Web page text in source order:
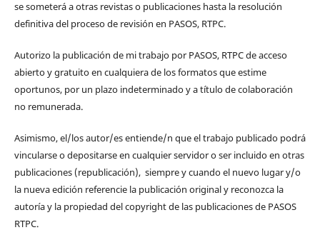
se someterá a otras revistas o publicaciones hasta la resolución
definitiva del proceso de revisión en PASOS, RTPC.
Autorizo la publicación de mi trabajo por PASOS, RTPC de acceso
abierto y gratuito en cualquiera de los formatos que estime
oportunos, por un plazo indeterminado y a título de colaboración
no remunerada.
Asimismo, el/los autor/es entiende/n que el trabajo publicado podrá
vincularse o depositarse en cualquier servidor o ser incluido en otras
publicaciones (republicación), siempre y cuando el nuevo lugar y/o
la nueva edición referencie la publicación original y reconozca la
autoría y la propiedad del copyright de las publicaciones de PASOS
RTPC.